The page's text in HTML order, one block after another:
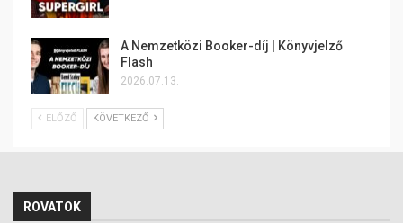
A Nemzetközi Booker-díj | Könyvjelző
Flash
2026.07.13.
ELŐZŐ KÖVETKEZŐ
ROVATOK